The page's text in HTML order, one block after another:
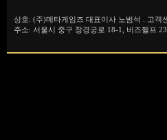
상호: (주)메타게임즈 대표이사 노범석 . 고객
주소: 서울시 중구 창경궁로 18-1, 비즈헬프